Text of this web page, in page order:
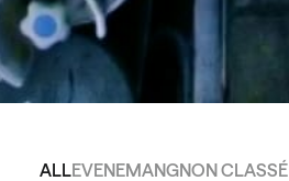
ALLEVENEMANGNON CLASSÉ